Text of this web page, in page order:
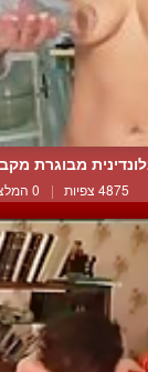
מבוגרת
4875 צפיות | 0 המלצות